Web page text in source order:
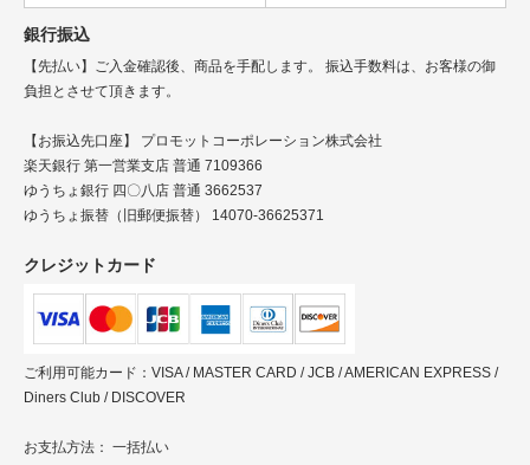
銀行振込
【先払い】ご入金確認後、商品を手配します。 振込手数料は、お客様の御
負担とさせて頂きます。
【お振込先口座】 プロモットコーポレーション株式会社
楽天銀行 第一営業支店 普通 7109366
ゆうちょ銀行 四〇八店 普通 3662537
ゆうちょ振替（旧郵便振替） 14070-36625371
クレジットカード
ご利用可能カード：VISA / MASTER CARD / JCB / AMERICAN EXPRESS /
Diners Club / DISCOVER
お支払方法： 一括払い